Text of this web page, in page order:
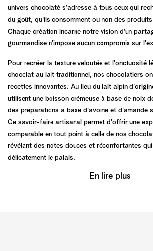
univers chocolaté s'adresse à tous ceux qui
du goût, qu'ils consomment ou non des
Chaque création incarne notre vision d'un
gourmandise n'impose aucun compromis sur
Pour recréer la texture veloutée et l'onctuosité
chocolat au lait traditionnel, nos chocolatiers
recettes innovantes. Au lieu du lait alpin
utilisent une boisson crémeuse à base de noix
des préparations à base d'avoine et d'amande
Ce savoir-faire artisanal permet d'offrir une
comparable en tout point à celle de nos
révélant des notes douces et réconfortantes
délicatement le palais.
En lire plus